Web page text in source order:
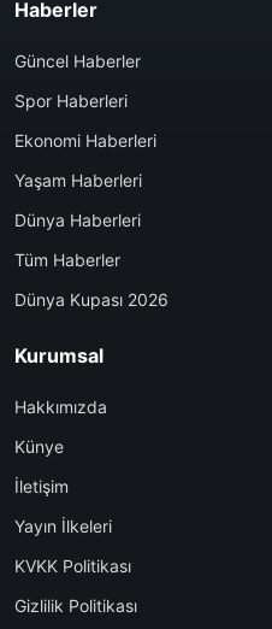
Haberler
Güncel Haberler
Spor Haberleri
Ekonomi Haberleri
Yaşam Haberleri
Dünya Haberleri
Tüm Haberler
Dünya Kupası 2026
Kurumsal
Hakkımızda
Künye
İletişim
Yayın İlkeleri
KVKK Politikası
Gizlilik Politikası